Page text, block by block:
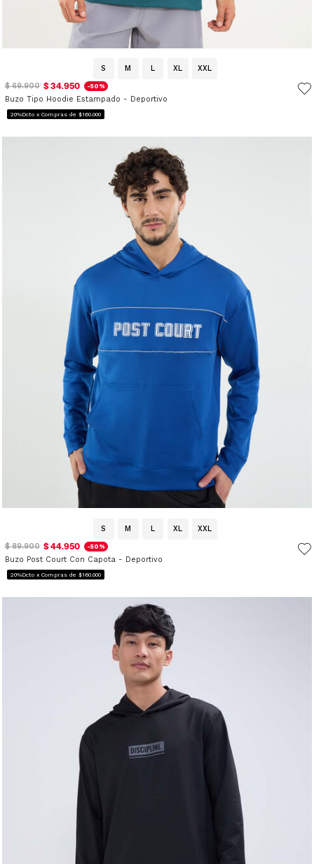
S M L XL
XXL
$ 69.900 $ 34.950 -50%
Buzo Tipo Hoodie Estampado - Deportivo
20%Dcto x Compras de $160.000
S M L XL
XXL
$ 89.900 $ 44.950 -50%
Buzo Post Court Con Capota - Deportivo
20%Dcto x Compras de $160.000